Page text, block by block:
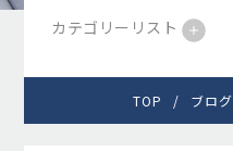
カテゴリーリスト
TOP ブログ